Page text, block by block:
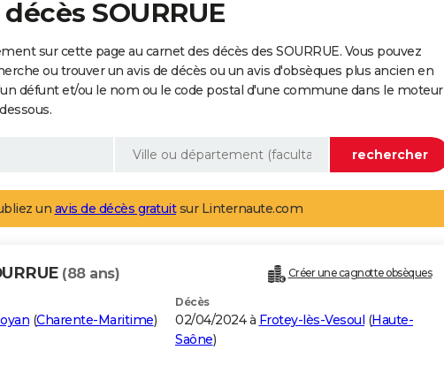
SOURRUE
sur cette page au carnet des décès des SOURRUE. Vous pouvez
ou trouver un avis de décès ou un avis d'obsèques plus ancien en
défunt et/ou le nom ou le code postal d'une commune dans le moteur
un avis de décès gratuitsur Linternaute.com
(88 ans) Créer une cagnotte obsèques
(Charente-Maritime)
Décès
02/04/2024 à Frotey-lès-Vesoul (Haute-
Saône)